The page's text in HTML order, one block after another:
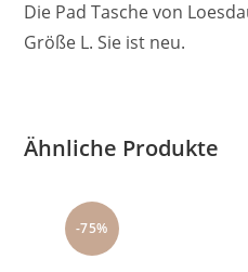
Die Pad Tasche von
Größe L. Sie ist neu.
Ähnliche Produkte
-75%